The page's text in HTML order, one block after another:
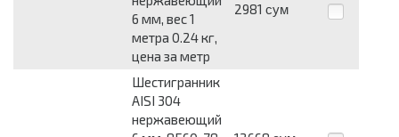
6 мм, вес 1
метра 0.24 кг,
цена за метр
2981 сум
Шестигранник
AISI 304
нержавеющий